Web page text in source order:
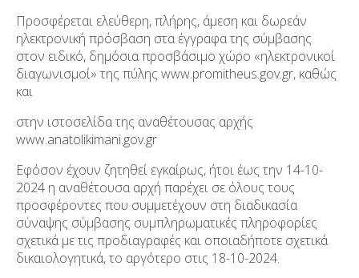
Προσφέρεται ελεύθερη, πλήρης, άμεση και δωρεάν
ηλεκτρονική πρόσβαση στα έγγραφα της σύμβασης
στον ειδικό, δημόσια προσβάσιμο χώρο «ηλεκτρονικοί
διαγωνισμοί» της πύλης www.promitheus.gov.gr, καθώς
και
στην ιστοσελίδα της αναθέτουσας αρχής
www.anatolikimani.gov.gr
Εφόσον έχουν ζητηθεί εγκαίρως, ήτοι έως την 14-10-
2024 η αναθέτουσα αρχή παρέχει σε όλους τους
προσφέροντες που συμμετέχουν στη διαδικασία
σύναψης σύμβασης συμπληρωματικές πληροφορίες
σχετικά με τις προδιαγραφές και οποιαδήποτε σχετικά
δικαιολογητικά, το αργότερο στις 18-10-2024.